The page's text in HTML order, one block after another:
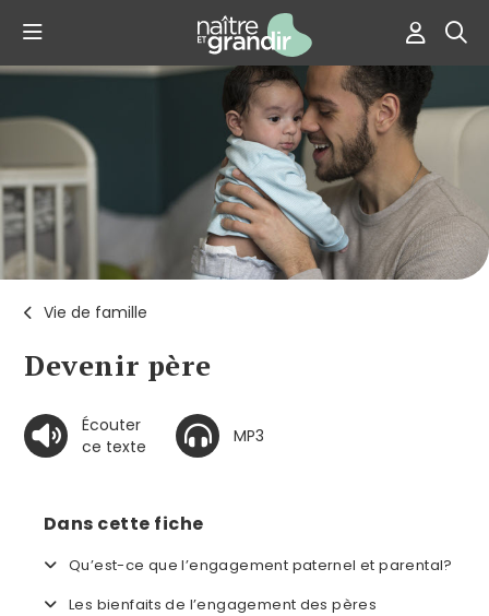
Vie de famille
Devenir père
Écouter
ce texte
MP3
Dans cette fiche
Qu’est-ce que l’engagement paternel et parental?
Les bienfaits de l’engagement des pères